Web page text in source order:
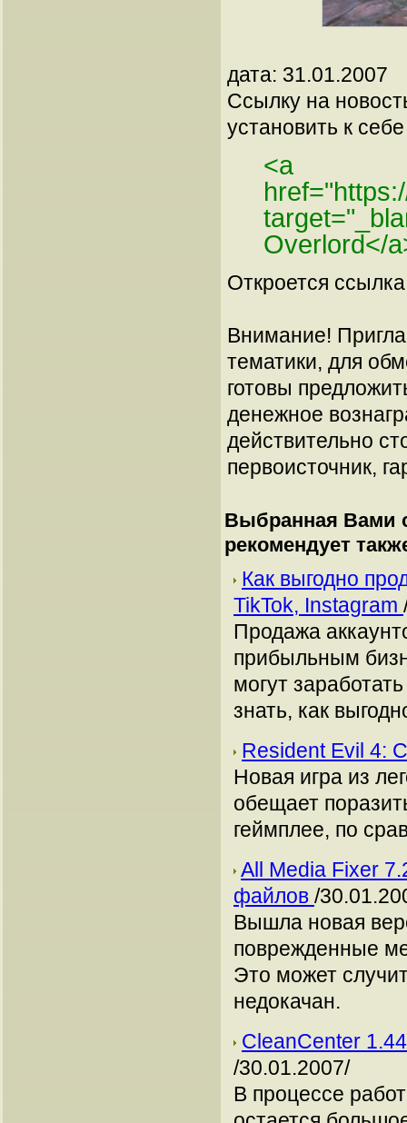
дата: 31.01.2007
Ссылку на
установить к
<a
Overlord</
Откроется
Внимание!
тематики, для
готовы
денежное
действительно
первоисточник,
Выбранная Вами
рекомендует
Как выгодно
TikTok, Instagram
Продажа
прибыльным
могут
знать, как
Resident Evil 4:
Новая игра из
обещает
геймплее, по
All Media Fixer
файлов /
Вышла новая
поврежденные
Это может
недокачан.
CleanCenter
/30.01.2007/
В процессе